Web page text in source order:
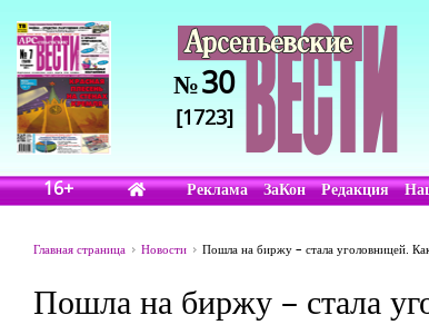
№30
[1723]
16+ Реклама ЗаКон Редакция
Главная страница Новости Пошла на биржу – стала уголовницей.
Пошла на биржу – стала